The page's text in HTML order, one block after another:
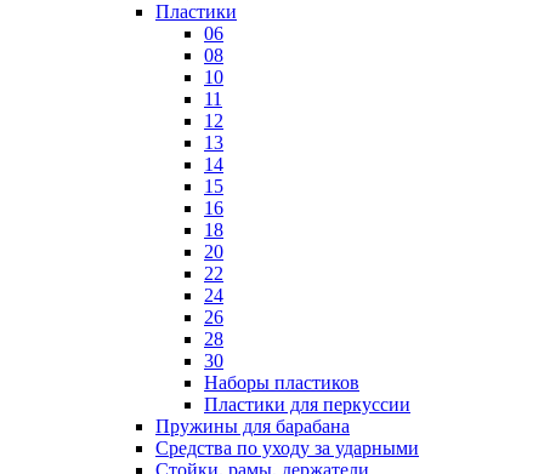
Пластики
06
08
10
11
12
13
14
15
16
18
20
22
24
26
28
30
Наборы пластиков
Пластики для перкуссии
Пружины для барабана
Средства по уходу за ударными
Стойки, рамы, держатели